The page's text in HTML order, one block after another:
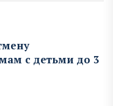
с детьми до 3